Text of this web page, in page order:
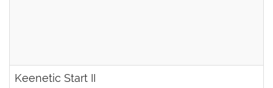
Keenetic Start II